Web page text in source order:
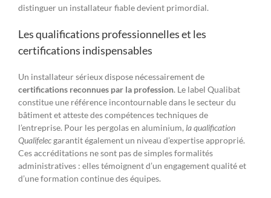
distinguer un installateur fiable devient primordial.
Les qualifications professionnelles et les
certifications indispensables
Un installateur sérieux dispose nécessairement de
certifications reconnues par la profession. Le label Qualibat
constitue une référence incontournable dans le secteur du
bâtiment et atteste des compétences techniques de
l’entreprise. Pour les pergolas en aluminium,la qualification
Qualifelecgarantit également un niveau d’expertise approprié.
Ces accréditations ne sont pas de simples formalités
administratives : elles témoignent d’un engagement qualité et
d’une formation continue des équipes.